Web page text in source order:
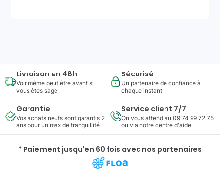
Livraison en 48h
Voir même peut être avant si
vous êtes sage
Sécurisé
Un partenaire de confiance à
chaque instant
Garantie
Vos achats neufs sont garantis 2
ans pour un max de tranquillité
Service client 7/7
On vous attend au 09 74 99 72 75
ou via notre centre d'aide
* Paiement jusqu'en 60 fois avec nos partenaires